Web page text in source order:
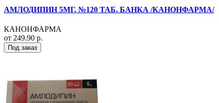
АМЛОДИПИН 5МГ. №120 ТАБ. БАНКА /КАНОНФАРМА/
КАНОНФАРМА
от 249.90 р.
Под заказ